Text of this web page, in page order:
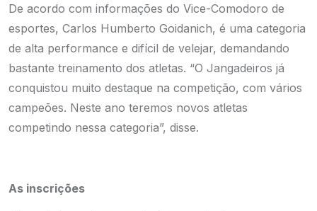
De acordo com informações do Vice-Comodoro de
esportes, Carlos Humberto Goidanich, é uma categoria
de alta performance e difícil de velejar, demandando
bastante treinamento dos atletas. “O Jangadeiros já
conquistou muito destaque na competição, com vários
campeões. Neste ano teremos novos atletas
competindo nessa categoria”, disse.
As inscrições